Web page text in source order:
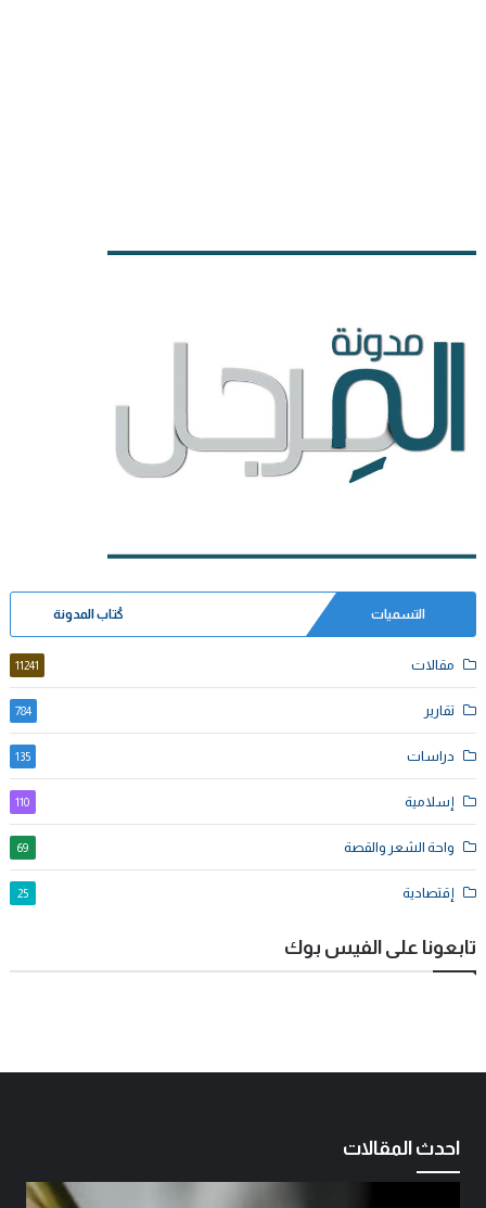
التسميات كُتاب المدونة
مقالات 11241
تقارير 784
دراسات 135
إسلامية 110
واحة الشعر والقصة 69
إقتصادية 25
تابعونا على الفيس بوك
احدث المقالات